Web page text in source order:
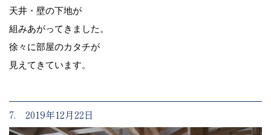
天井・壁の下地が
組みあがってきました。
徐々に部屋のカタチが
見えてきています。
7. 2019年12月22日